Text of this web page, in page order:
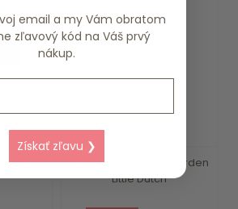
Forest
Detský batoh Fairy Garden
Little Dutch
email a my Vám obratom
zľavový kód na Váš prvý
nákup.
Získať zľavu ❯